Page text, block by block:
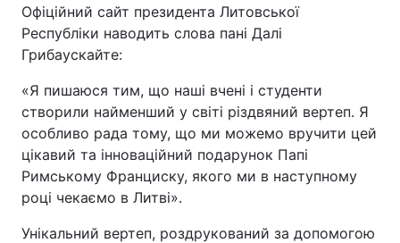
Офіційний сайт президента Литовської
Республіки наводить слова пані Далі
Грибаускайте:
«Я пишаюся тим, що наші вчені і студенти
створили найменший у світі різдвяний вертеп. Я
особливо рада тому, що ми можемо вручити цей
цікавий та інноваційний подарунок Папі
Римському Франциску, якого ми в наступному
році чекаємо в Литві».
Унікальний вертеп, роздрукований за допомогою